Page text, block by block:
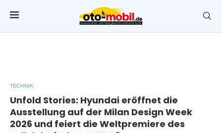
TECHNIK
Unfold Stories: Hyundai eröffnet die
Ausstellung auf der Milan Design Week
2026 und feiert die Weltpremiere des